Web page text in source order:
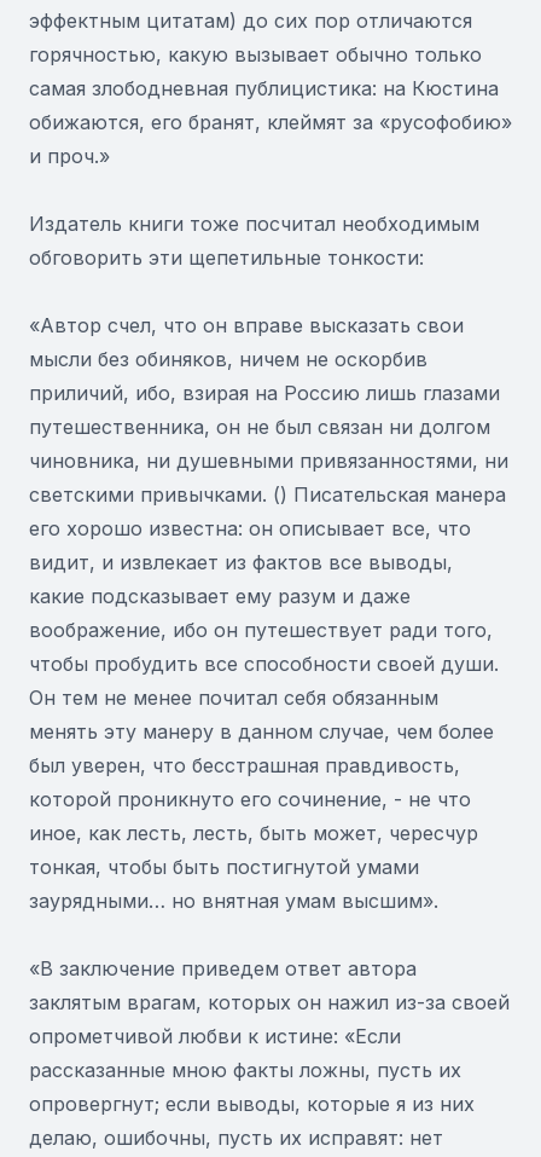
эффектным цитатам) до сих пор отличаются
горячностью, какую вызывает обычно только
самая злободневная публицистика: на Кюстина
обижаются, его бранят, клеймят за «русофобию»
и проч.»
Издатель книги тоже посчитал необходимым
обговорить эти щепетильные тонкости:
«Автор счел, что он вправе высказать свои
мысли без обиняков, ничем не оскорбив
приличий, ибо, взирая на Россию лишь глазами
путешественника, он не был связан ни долгом
чиновника, ни душевными привязанностями, ни
светскими привычками. () Писательская манера
его хорошо известна: он описывает все, что
видит, и извлекает из фактов все выводы,
какие подсказывает ему разум и даже
воображение, ибо он путешествует ради того,
чтобы пробудить все способности своей души.
Он тем не менее почитал себя обязанным
менять эту манеру в данном случае, чем более
был уверен, что бесстрашная правдивость,
которой проникнуто его сочинение, - не что
иное, как лесть, лесть, быть может, чересчур
тонкая, чтобы быть постигнутой умами
заурядными… но внятная умам высшим».
«В заключение приведем ответ автора
заклятым врагам, которых он нажил из-за своей
опрометчивой любви к истине: «Если
рассказанные мною факты ложны, пусть их
опровергнут; если выводы, которые я из них
делаю, ошибочны, пусть их исправят: нет